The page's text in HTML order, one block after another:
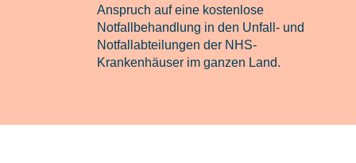
Anspruch auf eine kostenlose
Notfallbehandlung in den Unfall- und
Notfallabteilungen der NHS-
Krankenhäuser im ganzen Land.